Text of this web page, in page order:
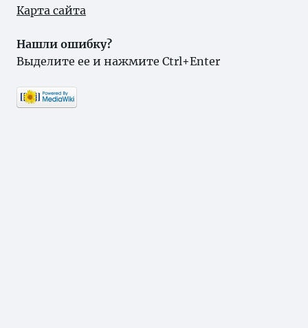
Карта сайта
Нашли ошибку?
Выделите ее и нажмите Ctrl+Enter